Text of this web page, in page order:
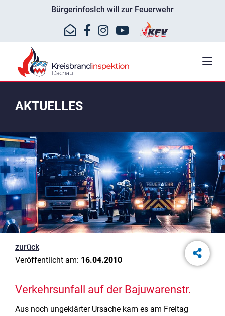
BürgerinfosIch will zur Feuerwehr
AKTUELLES
zurück
Veröffentlicht am: 16.04.2010
Verkehrsunfall auf der Bajuwarenstr.
Aus noch ungeklärter Ursache kam es am Freitag